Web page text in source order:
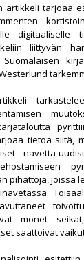
artikkeli tarjoaa
digitaaliselle
liittyvän
tietoa siitä,
navetta-
pihattoja, joissa
monet
saattoivat